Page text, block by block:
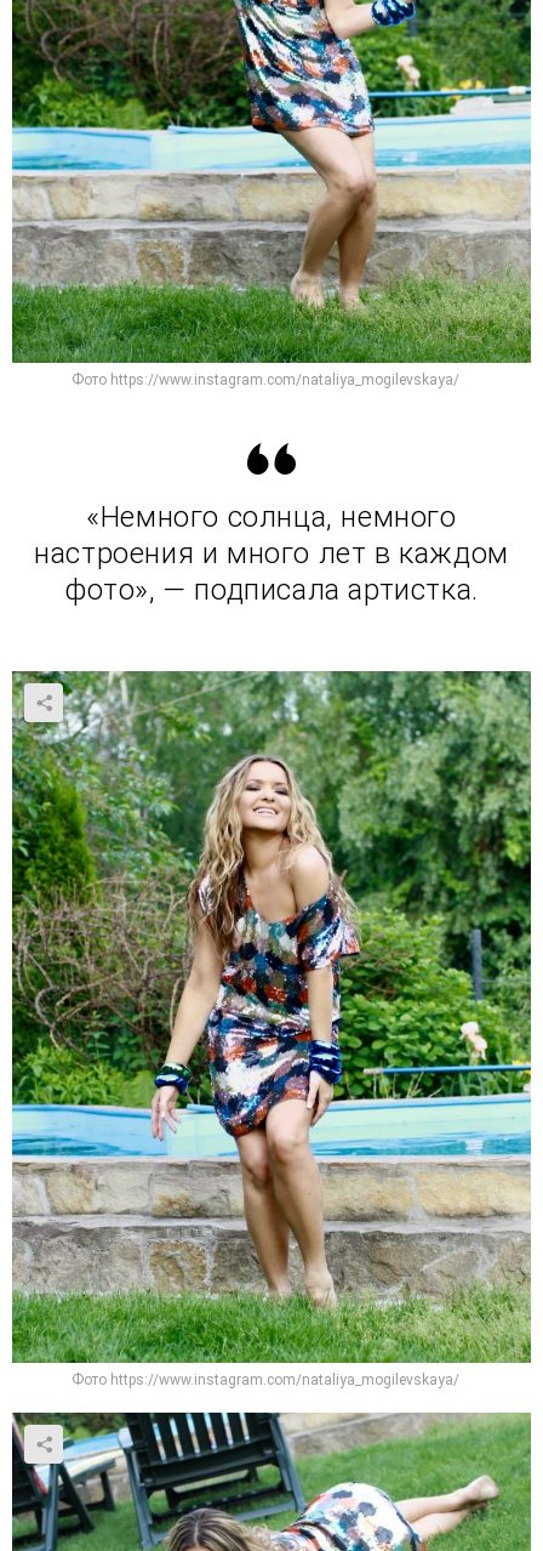
Фото https://www.instagram.com/nataliya_mogilevskaya/
«Немного солнца, немного
настроения и много лет в каждом
фото», — подписала артистка.
Фото https://www.instagram.com/nataliya_mogilevskaya/